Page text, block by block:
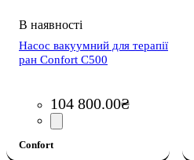
Насос вакуумний для терапії
ран Confort C500
104 800.00₴
Confort